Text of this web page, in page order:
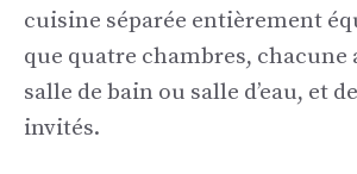
cuisine séparée entièrement
que quatre chambres, chacune
salle de bain ou salle d’eau, et
invités.